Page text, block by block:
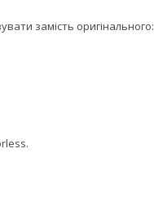
замість оригінального: